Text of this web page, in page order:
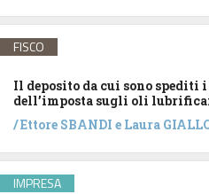
FISCO
Il deposito da cui sono spediti
dell’imposta sugli oli
/Ettore SBANDI e Laura
IMPRESA